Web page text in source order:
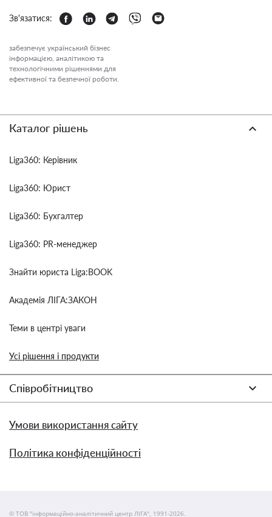
Зв'язатися:
забезпечує український бізнес
інформацією, аналітикою та
технологічними рішеннями для
ефективної та безпечної роботи.
Каталог рішень
Liga360: Керівник
Liga360: Юрист
Liga360: Бухгалтер
Liga360: PR-менеджер
Знайти юриста Liga:BOOK
Академія ЛІГА:ЗАКОН
Теми в центрі уваги
Усі рішення і продукти
Співробітництво
Умови використання сайту
Політика конфіденційності
© ТОВ "інформаційно-аналітичний центр ЛІГА", 1991-2026.